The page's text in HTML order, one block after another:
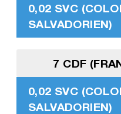
0,02 SVC
SALVADORIEN)
7 CDF
0,02 SVC
SALVADORIEN)